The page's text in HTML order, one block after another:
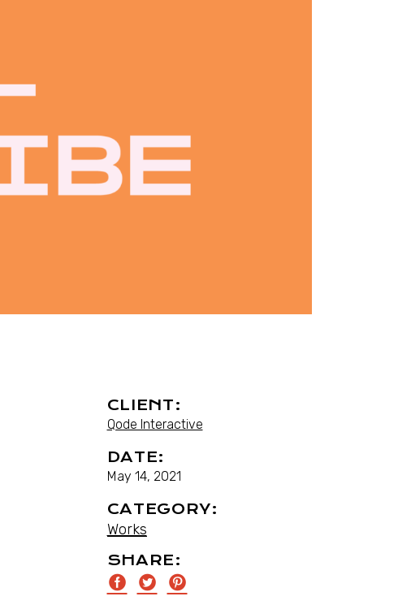
CLIENT:
Qode Interactive
DATE:
May 14, 2021
CATEGORY:
Works
SHARE: